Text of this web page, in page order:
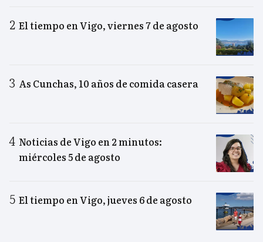
El tiempo en Vigo, viernes 7 de agosto
As Cunchas, 10 años de comida casera
Noticias de Vigo en 2 minutos:
miércoles 5 de agosto
El tiempo en Vigo, jueves 6 de agosto